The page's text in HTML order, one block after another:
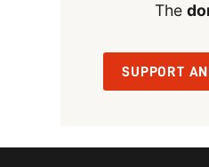
The
SUPPORT